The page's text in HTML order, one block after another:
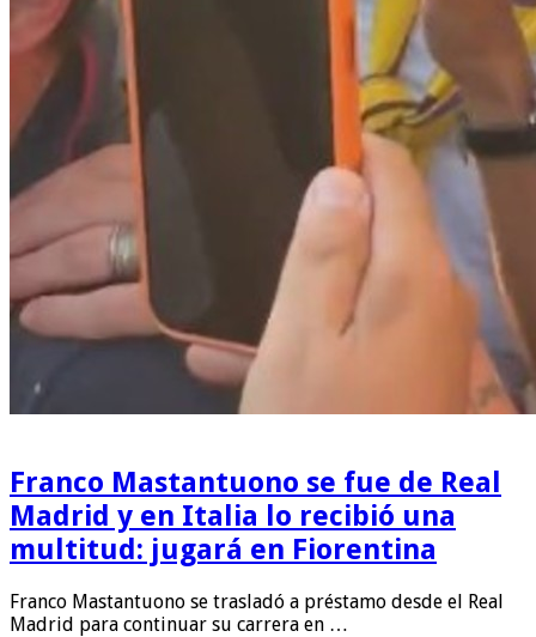
Franco Mastantuono se fue de Real
Madrid y en Italia lo recibió una
multitud: jugará en Fiorentina
Franco Mastantuono se trasladó a préstamo desde el Real
Madrid para continuar su carrera en …